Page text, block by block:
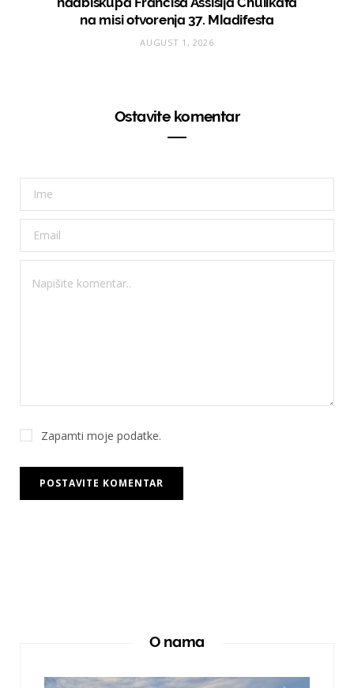
na misi otvorenja 37. Mladifesta
AUGUST 1, 2026
Ostavite komentar
Zapamti moje podatke.
O nama